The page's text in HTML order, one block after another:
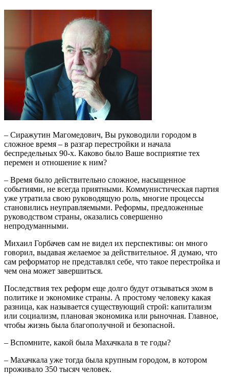
– Сиражутин Магомедович, Вы руководили городом в
сложное время – в разгар перестройки и начала
беспредельных 90-х. Каково было Ваше восприятие тех
перемен и отношение к ним?
– Время было действительно сложное, насыщенное
событиями, не всегда приятными. Коммунистическая партия
уже утратила свою руководящую роль, многие процессы
становились неуправляемыми. Реформы, предложенные
руководством страны, оказались совершенно
непродуманными.
Михаил Горбачев сам не видел их перспективы: он много
говорил, выдавая желаемое за действительное. Я думаю, что
сам реформатор не представлял себе, что такое перестройка и
чем она может завершиться.
Последствия тех реформ еще долго будут отзываться эхом в
политике и экономике страны. А простому человеку какая
разница, как называется существующий строй: капитализм
или социализм, плановая экономика или рыночная. Главное,
чтобы жизнь была благополучной и безопасной.
– Вспомните, какой была Махачкала в те годы?
– Махачкала уже тогда была крупным городом, в котором
проживало 350 тысяч человек.